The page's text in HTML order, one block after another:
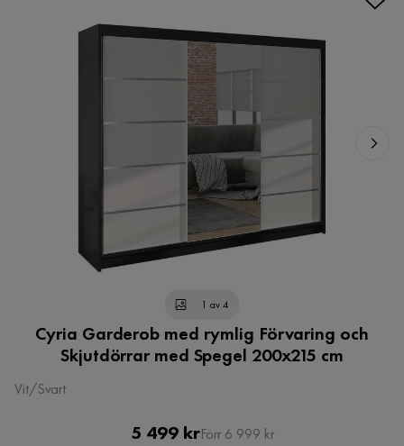
1 av 4
Cyria Garderob med rymlig Förvaring och
Skjutdörrar med Spegel 200x215 cm
Vit/Svart
Pris
5 499 krOriginal
Förr 6 999 kr